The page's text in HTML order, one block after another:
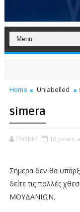
Home Unlabelled
simera
ΓΝΩΜΗ 16 years
Σήμερα δεν θα
δείτε τις πολλές
ΜΟΥΔΑΝΙΩΝ.